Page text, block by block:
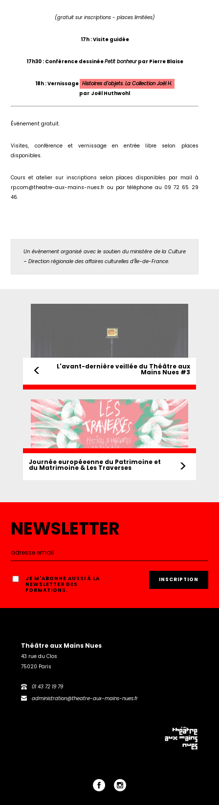
(gratuit sur inscriptions - places limitées)
17h : Visite guidée
17h30 : Conférence dessinéePetit bonheurpar Pierre Blaise
18h : Vernissage Histoires d'objets. La Collection Joël H.
par Joël Huthwohl
Événement gratuit.
Visites, conférence et vernissage en entrée libre selon places
disponibles.
Cours et atelier sur inscriptions selon places disponibles par mail à
rp.com@theatre-aux-mains-nues.fr ou par téléphone au 09 72 65 29
46.
Un évènement organisé avec le soutien du ministère de la Culture
– Direction régionale des affaires culturelles d’Île-de-France.
L'avant-dernière veillée du Théâtre aux
Mains Nues #3
<
Journée européeenne du Patrimoine et
du Matrimoine & Les Traverses >
NEWSLETTER
JE M'ABONNE AUSSI À LA
NEWSLETTER DES
FORMATIONS.
Théâtre aux Mains Nues
43 rue du Clos
75020 Paris
01 43 72 19 79
administration@theatre-aux-mains-nues.fr